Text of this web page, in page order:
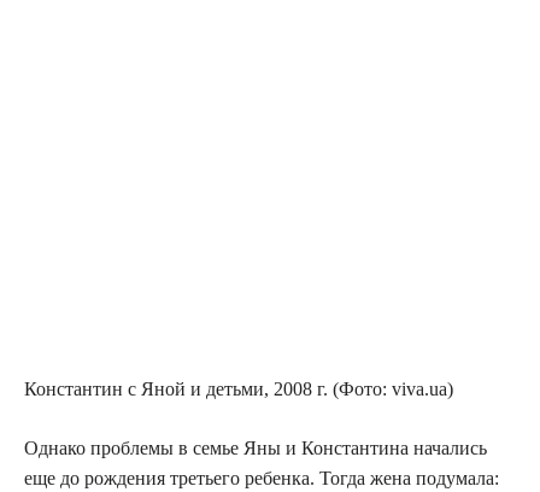
Кон­стан­тин с Яной и детьми, 2008 г. (Фото: viva.ua)
Одна­ко про­бле­мы в семье Яны и Кон­стан­ти­на нача­лись
еще до рож­де­ния тре­тье­го ребен­ка. Тогда жена поду­ма­ла: